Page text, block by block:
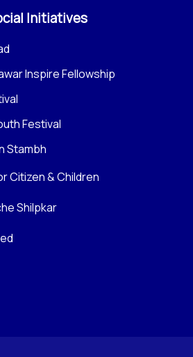
Initiatives
Inspire Fellowship
Festival
Stambh
Citizen & Children
Shilpkar